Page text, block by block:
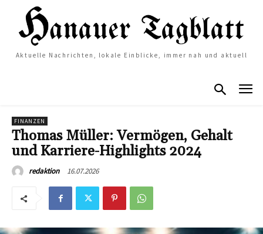
Aktuelle Nachrichten, lokale Einblicke, immer nah und aktuell
FINANZEN
Thomas Müller: Vermögen, Gehalt
und Karriere-Highlights 2024
redaktion 16.07.2026